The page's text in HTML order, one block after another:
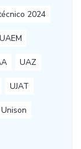
2024
UAEM
UAZ
UJAT
Unison